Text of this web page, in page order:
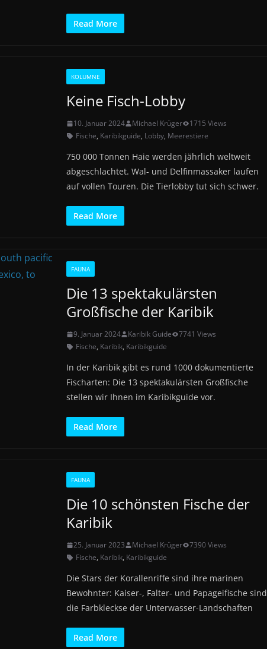
Read More
KOLUMNE
Keine Fisch-Lobby
10. Januar 2024 Michael Krüger
1715 Views
Fische, Karibikguide, Lobby, Meerestiere
750 000 Tonnen Haie werden jährlich weltweit
abgeschlachtet. Wal- und Delfinmassaker laufen
auf vollen Touren. Die Tierlobby tut sich schwer.
Read More
FAUNA
Die 13 spektakulärsten
Großfische der Karibik
9. Januar 2024 Karibik Guide
7741 Views
Fische, Karibik, Karibikguide
In der Karibik gibt es rund 1000 dokumentierte
Fischarten: Die 13 spektakulärsten Großfische
stellen wir Ihnen im Karibikguide vor.
Read More
FAUNA
Die 10 schönsten Fische der
Karibik
25. Januar 2023 Michael Krüger
7390 Views
Fische, Karibik, Karibikguide
Die Stars der Korallenriffe sind ihre marinen
Bewohnter: Kaiser-, Falter- und Papageifische sind
die Farbkleckse der Unterwasser-Landschaften
Read More